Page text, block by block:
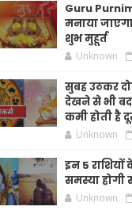
Guru
मनाया
शुभ मुहूर्त
Unknown
सुबह उठकर
देखने से भी
कमी होती है
Unknown
इन 5
समस्या होगी
Unknown